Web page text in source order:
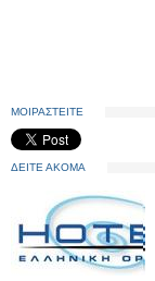
ΜΟΙΡΑΣΤΕΙΤΕ
ΔΕΙΤΕ ΑΚΟΜΑ